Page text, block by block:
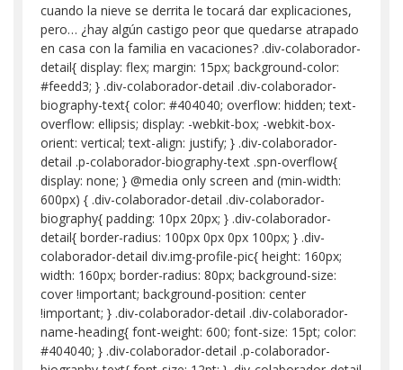
cuando la nieve se derrita le tocará dar explicaciones,
pero… ¿hay algún castigo peor que quedarse atrapado
en casa con la familia en vacaciones? .div-colaborador-
detail{ display: flex; margin: 15px; background-color:
#feedd3; } .div-colaborador-detail .div-colaborador-
biography-text{ color: #404040; overflow: hidden; text-
overflow: ellipsis; display: -webkit-box; -webkit-box-
orient: vertical; text-align: justify; } .div-colaborador-
detail .p-colaborador-biography-text .spn-overflow{
display: none; } @media only screen and (min-width:
600px) { .div-colaborador-detail .div-colaborador-
biography{ padding: 10px 20px; } .div-colaborador-
detail{ border-radius: 100px 0px 0px 100px; } .div-
colaborador-detail div.img-profile-pic{ height: 160px;
width: 160px; border-radius: 80px; background-size:
cover !important; background-position: center
!important; } .div-colaborador-detail .div-colaborador-
name-heading{ font-weight: 600; font-size: 15pt; color:
#404040; } .div-colaborador-detail .p-colaborador-